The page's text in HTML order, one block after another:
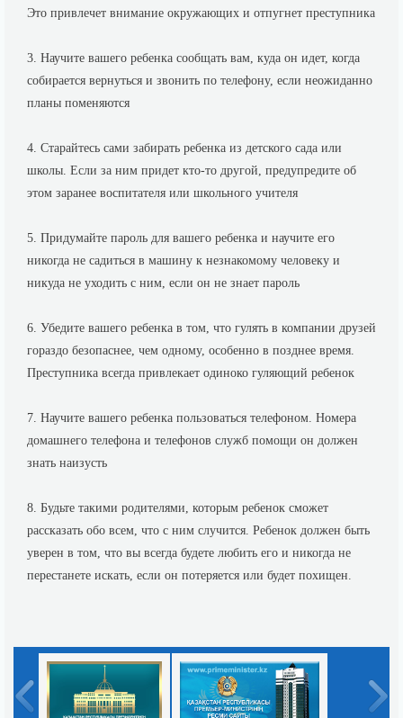
Это привлечет внимание окружающих и отпугнет преступника
3. Научите вашего ребенка сообщать вам, куда он идет, когда
собирается вернуться и звонить по телефону, если неожиданно
планы поменяются
4. Старайтесь сами забирать ребенка из детского сада или
школы. Если за ним придет кто-то другой, предупредите об
этом заранее воспитателя или школьного учителя
5. Придумайте пароль для вашего ребенка и научите его
никогда не садиться в машину к незнакомому человеку и
никуда не уходить с ним, если он не знает пароль
6. Убедите вашего ребенка в том, что гулять в компании друзей
гораздо безопаснее, чем одному, особенно в позднее время.
Преступника всегда привлекает одиноко гуляющий ребенок
7. Научите вашего ребенка пользоваться телефоном. Номера
домашнего телефона и телефонов служб помощи он должен
знать наизусть
8. Будьте такими родителями, которым ребенок сможет
рассказать обо всем, что с ним случится. Ребенок должен быть
уверен в том, что вы всегда будете любить его и никогда не
перестанете искать, если он потеряется или будет похищен.